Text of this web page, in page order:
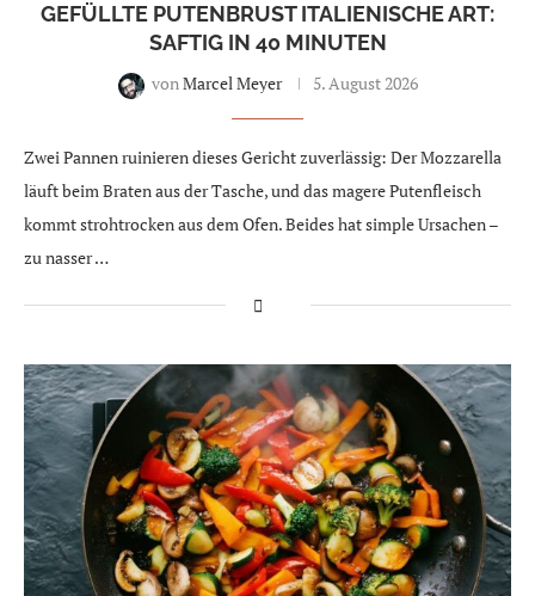
GEFÜLLTE PUTENBRUST ITALIENISCHE ART:
SAFTIG IN 40 MINUTEN
vonMarcel Meyer 5. August 2026
Zwei Pannen ruinieren dieses Gericht zuverlässig: Der Mozzarella
läuft beim Braten aus der Tasche, und das magere Putenfleisch
kommt strohtrocken aus dem Ofen. Beides hat simple Ursachen –
zu nasser …